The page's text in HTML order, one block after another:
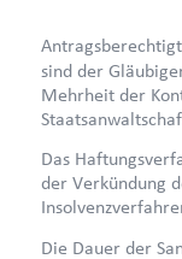
sind der
Mehrheit der
Das
der Verkündung
Die Dauer der